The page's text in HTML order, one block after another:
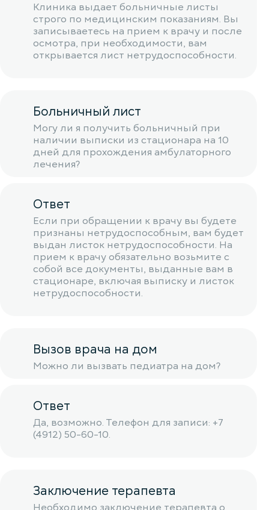
Клиника выдает больничные листы
строго по медицинским показаниям. Вы
записываетесь на прием к врачу и после
осмотра, при необходимости, вам
открывается лист нетрудоспособности.
Больничный лист
Могу ли я получить больничный при
наличии выписки из стационара на 10
дней для прохождения амбулаторного
лечения?
Ответ
Если при обращении к врачу вы будете
признаны нетрудоспособным, вам будет
выдан листок нетрудоспособности. На
прием к врачу обязательно возьмите с
собой все документы, выданные вам в
стационаре, включая выписку и листок
нетрудоспособности.
Вызов врача на дом
Можно ли вызвать педиатра на дом?
Ответ
Да, возможно. Телефон для записи: +7
(4912) 50-60-10.
Заключение терапевта